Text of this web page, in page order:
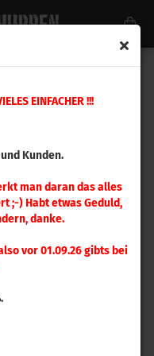
EINFACHER !!!
Kunden.
man daran das alles
;-) Habt etwas Geduld,
danke.
vor 01.09.26 gibts bei